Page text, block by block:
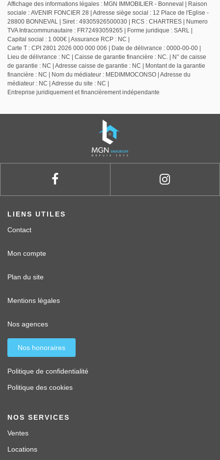
Affichage des informations légales : MGN IMMOBILIER - Bonneval | Raison
sociale : AVENIR FONCIER 28 | Adresse siège social : 12 Place de l'Eglise -
28800 BONNEVAL | Siret : 49305926500030 | RCS : CHARTRES | Numero
TVA Intracommunautaire : FR72493059265 | Forme juridique : SARL |
Capital social : 1 000€ | Assurance RCP : NC |
Carte T : CPI 2801 2026 000 000 006 | Date de délivrance : 0000-00-00 |
Lieu de délivrance : NC | Caisse de garantie financière : NC. | N° de caisse
de garantie : NC | Adresse caisse de garantie : NC | Montant de la garantie
financière : NC | Nom du médiateur : MEDIMMOCONSO | Adresse du
médiateur : NC | Adresse du site : NC |
Entreprise juridiquement et financièrement indépendante
LIENS UTILES
Contact
Mon compte
Plan du site
Mentions légales
Nos agences
Nos honoraires
Politique de confidentialité
Politique des cookies
NOS SERVICES
Ventes
Locations